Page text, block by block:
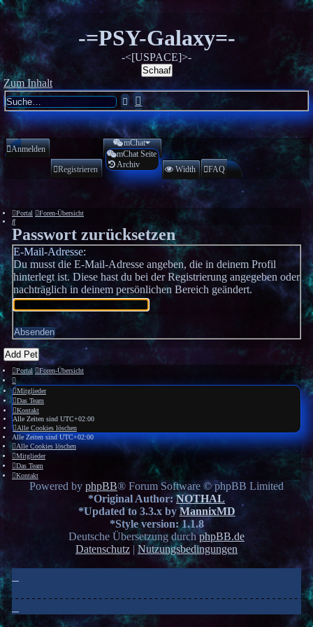
-=PSY-Galaxy=-
-<[USPACE]>-
Schaaf
Zum Inhalt
SucheErweiterte
Suche
Anmelden
Registrieren
mChat
mChat Seite
Archiv
Width FAQ
Portal
Foren-Übersicht
Suche
Passwort zurücksetzen
E-Mail-Adresse:
Du musst die E-Mail-Adresse angeben, die in deinem Profil
hinterlegt ist. Diese hast du bei der Registrierung angegeben oder
nachträglich in deinem persönlichen Bereich geändert.
Add Pet
Portal Foren-Übersicht
Mitglieder
Das Team
Kontakt
Alle Zeiten sind UTC+02:00
Alle Cookies löschen
Alle Zeiten sindUTC+02:00
Alle Cookies löschen
Mitglieder
Das Team
Kontakt
Powered by phpBB® Forum Software © phpBB Limited
*Original Author:NOTHAL
*Updated to 3.3.x byMannixMD
*Style version: 1.1.8
Deutsche Übersetzung durchphpBB.de
Datenschutz | Nutzungsbedingungen